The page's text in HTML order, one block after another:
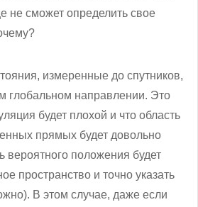
не сможет определить свое
измеренные до спутников,
глобальном направлении. Это
будет плохой и что область
прямых будет довольно
вероятного положения будет
пространство и точно указать
В этом случае, даже если